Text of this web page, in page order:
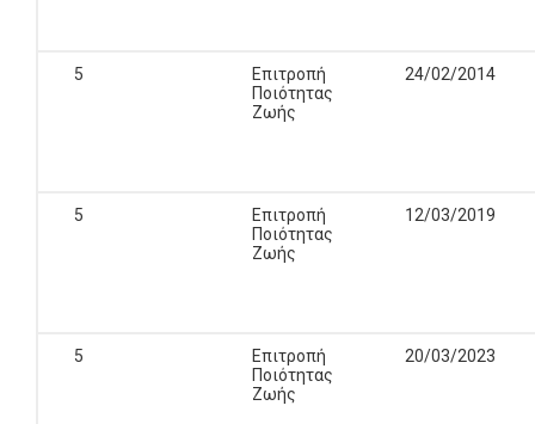
5
Επιτροπή
Ποιότητας
Ζωής
24/02/2014
5
Επιτροπή
Ποιότητας
Ζωής
12/03/2019
5
Επιτροπή
Ποιότητας
Ζωής
20/03/2023